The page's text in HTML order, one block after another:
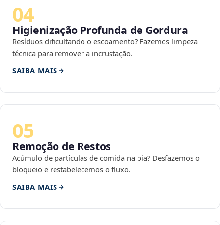
04
Higienização Profunda de Gordura
Resíduos dificultando o escoamento? Fazemos limpeza
técnica para remover a incrustação.
SAIBA MAIS
05
Remoção de Restos
Acúmulo de partículas de comida na pia? Desfazemos o
bloqueio e restabelecemos o fluxo.
SAIBA MAIS